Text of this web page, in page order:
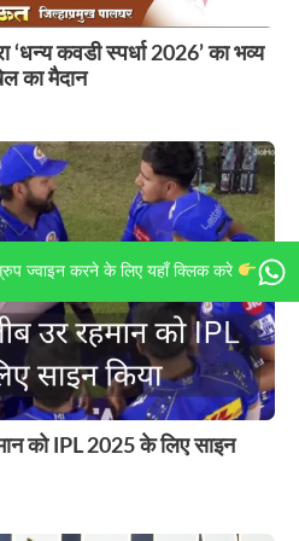
ज्वाइन करने के लिए यहाँ क्लिक करे
‘धन्य कवडी स्पर्धा 2026’ का भव्य
का मैदान
को IPL 2025 के लिए साइन